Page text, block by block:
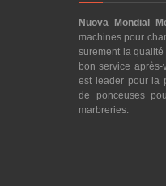
Nuova Mondial
machines pour
surement la
bon service après-
est leader pour la
de ponceuses
marbreries.